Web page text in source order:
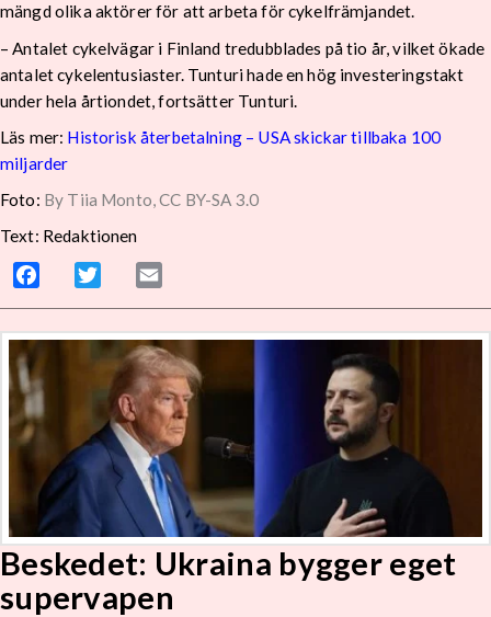
mängd olika aktörer för att arbeta för cykelfrämjandet.
– Antalet cykelvägar i Finland tredubblades på tio år, vilket ökade
antalet cykelentusiaster. Tunturi hade en hög investeringstakt
under hela årtiondet, fortsätter Tunturi.
Läs mer: Historisk återbetalning – USA skickar tillbaka 100
miljarder
Foto: By Tiia Monto, CC BY-SA 3.0
Text: Redaktionen
Facebook Twitter
Beskedet: Ukraina bygger eget
supervapen